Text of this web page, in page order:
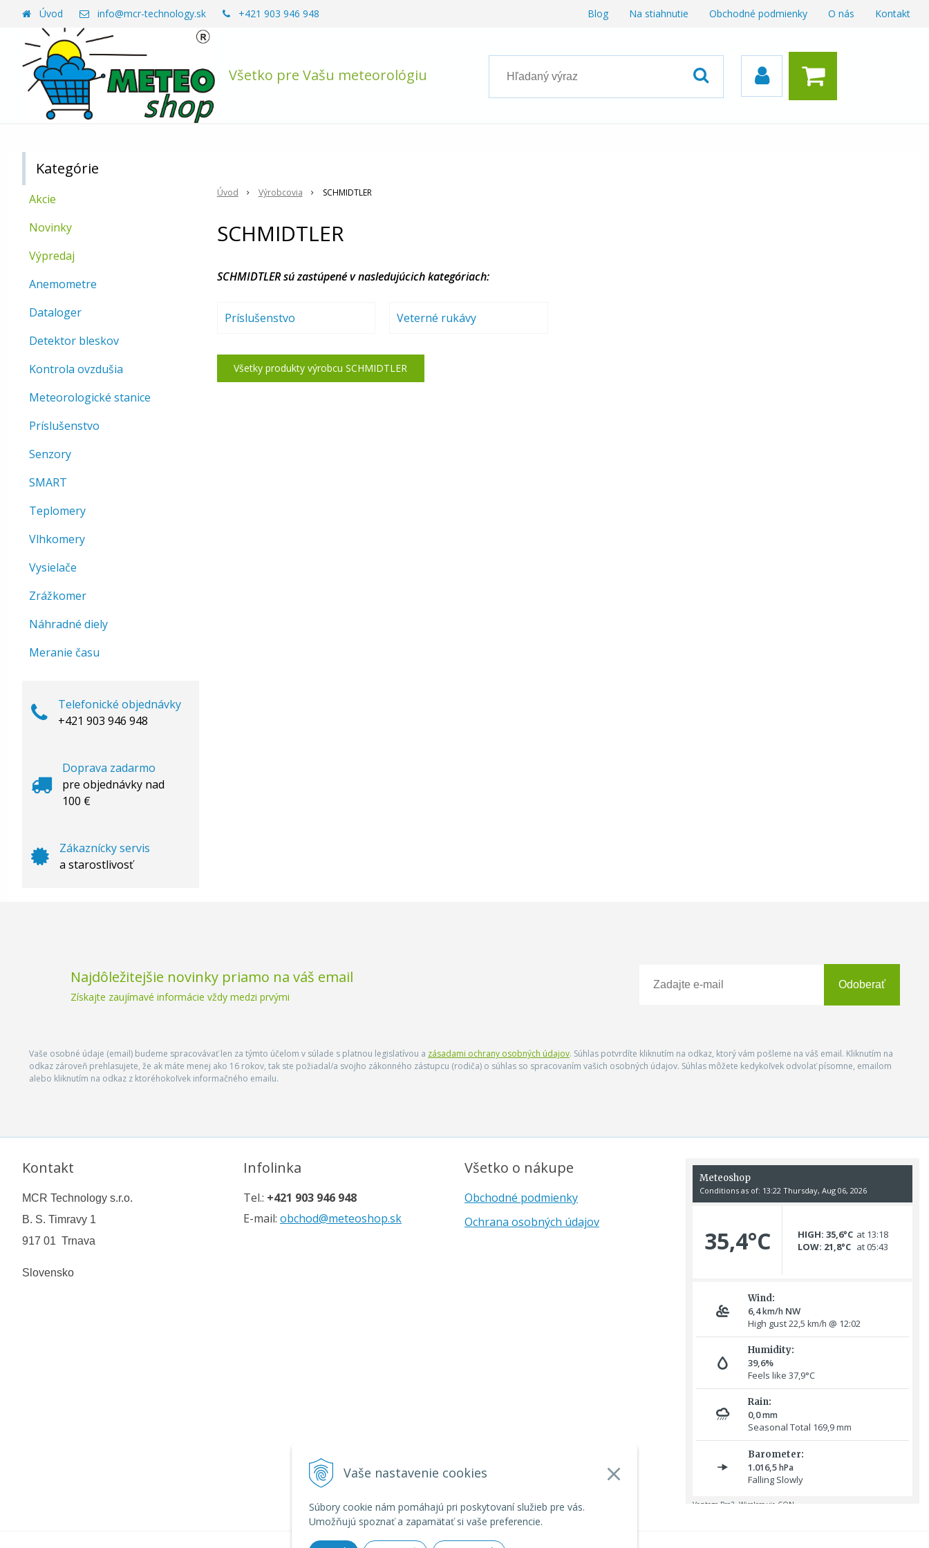
Vaše nastavenie cookies
Súbory cookie nám pomáhajú pri poskytovaní služieb pre vás.
Umožňujú spoznať a zapamätať si vaše preferencie.
Všetko pre Vašu meteorológiu
Úvod info@mcr-technology.sk +421 903 946 948 Blog Na stiahnutie Obchodné podmienky O nás Kontakt
Úvod Výrobcovia SCHMIDTLER
SCHMIDTLER
SCHMIDTLER sú zastúpené v nasledujúcich kategóriach:
Príslušenstvo Veterné rukávy
Všetky produkty výrobcu SCHMIDTLER
Kategórie
Akcie
Novinky
Výpredaj
Anemometre
Dataloger
Detektor bleskov
Kontrola ovzdušia
Meteorologické stanice
Príslušenstvo
Senzory
SMART
Teplomery
Vlhkomery
Vysielače
Zrážkomer
Náhradné diely
Meranie času
Telefonické objednávky
+421 903 946 948
Doprava zadarmo
pre objednávky nad
100 €
Zákaznícky servis
a starostlivosť
Najdôležitejšie novinky priamo na váš email
Získajte zaujímavé informácie vždy medzi prvými
Odoberať
Vaše osobné údaje (email) budeme spracovávať len za týmto účelom v súlade s platnou legislatívou a zásadami ochrany osobných údajov. Súhlas potvrdíte kliknutím na odkaz, ktorý vám pošleme na váš email. Kliknutím na
odkaz zároveň prehlasujete, že ak máte menej ako 16 rokov, tak ste požiadal/a svojho zákonného zástupcu (rodiča) o súhlas so spracovaním vašich osobných údajov. Súhlas môžete kedykoľvek odvolať písomne, emailom
alebo kliknutím na odkaz z ktoréhokoľvek informačného emailu.
Kontakt
MCR Technology s.r.o.
B. S. Timravy 1
917 01 Trnava
Slovensko
Infolinka
Tel.: +421 903 946 948
E-mail: obchod@meteoshop.sk
Všetko o nákupe
Obchodné podmienky
Ochrana osobných údajov